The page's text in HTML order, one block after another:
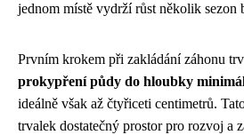
jednom místě vydrží růst několik sezon
Prvním krokem při zakládání záhonu
prokypření půdy do hloubky
ideálně však až čtyřiceti centimetrů.
trvalek dostatečný prostor pro rozvoj a